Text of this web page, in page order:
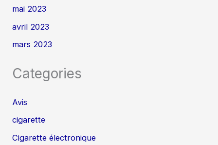
mai 2023
avril 2023
mars 2023
Categories
Avis
cigarette
Cigarette électronique